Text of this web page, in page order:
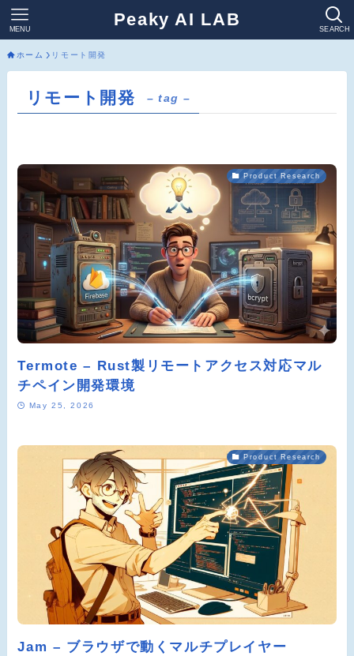
Peaky AI LAB SEARCH
MENU
ホーム リモート開発
リモート開発 – tag –
Product Research
Termote – Rust製リモートアクセス対応マル
チペイン開発環境
May 25, 2026
Product Research
Jam – ブラウザで動くマルチプレイヤー